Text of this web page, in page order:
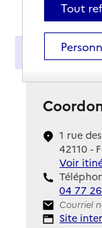
Présentation
1 rue
42110 -
Voir
04 77
Contact
Courriel
Site
Site
Tout